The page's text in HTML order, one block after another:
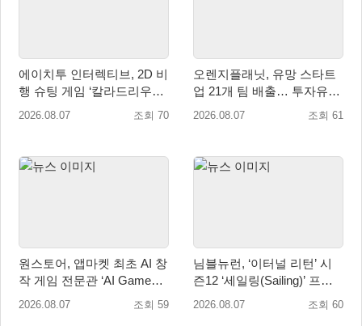
에이치투 인터렉티브, 2D 비
행 슈팅 게임 ‘칼라드리우스
2/다크 엘레멘트’ 올 겨울 전
2026.08.07 조회 70
오렌지플래닛, 유망 스타트
업 21개 팀 배출… 투자유치∙
매출성장 성과 눈길
2026.08.07 조회 61
원스토어, 앱마켓 최초 AI 창
작 게임 전문관 ‘AI Games’
오픈
2026.08.07 조회 59
님블뉴런, ‘이터널 리턴’ 시
즌12 ‘세일링(Sailing)’ 프리
시즌 시작
2026.08.07 조회 60